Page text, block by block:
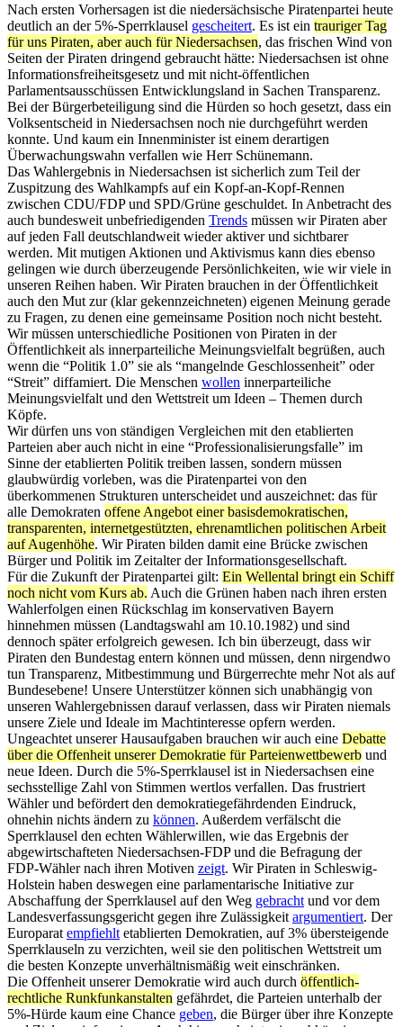
Nach ersten Vorhersagen ist die niedersächsische Piratenpartei heute
deutlich an der 5%-Sperrklausel gescheitert. Es ist ein trauriger Tag
für uns Piraten, aber auch für Niedersachsen, das frischen Wind von
Seiten der Piraten dringend gebraucht hätte: Niedersachsen ist ohne
Informationsfreiheitsgesetz und mit nicht-öffentlichen
Parlamentsausschüssen Entwicklungsland in Sachen Transparenz.
Bei der Bürgerbeteiligung sind die Hürden so hoch gesetzt, dass ein
Volksentscheid in Niedersachsen noch nie durchgeführt werden
konnte. Und kaum ein Innenminister ist einem derartigen
Überwachungswahn verfallen wie Herr Schünemann.
Das Wahlergebnis in Niedersachsen ist sicherlich zum Teil der
Zuspitzung des Wahlkampfs auf ein Kopf-an-Kopf-Rennen
zwischen CDU/FDP und SPD/Grüne geschuldet. In Anbetracht des
auch bundesweit unbefriedigenden Trends müssen wir Piraten aber
auf jeden Fall deutschlandweit wieder aktiver und sichtbarer
werden. Mit mutigen Aktionen und Aktivismus kann dies ebenso
gelingen wie durch überzeugende Persönlichkeiten, wie wir viele in
unseren Reihen haben. Wir Piraten brauchen in der Öffentlichkeit
auch den Mut zur (klar gekennzeichneten) eigenen Meinung gerade
zu Fragen, zu denen eine gemeinsame Position noch nicht besteht.
Wir müssen unterschiedliche Positionen von Piraten in der
Öffentlichkeit als innerparteiliche Meinungsvielfalt begrüßen, auch
wenn die “Politik 1.0” sie als “mangelnde Geschlossenheit” oder
“Streit” diffamiert. Die Menschen wollen innerparteiliche
Meinungsvielfalt und den Wettstreit um Ideen – Themen durch
Köpfe.
Wir dürfen uns von ständigen Vergleichen mit den etablierten
Parteien aber auch nicht in eine “Professionalisierungsfalle” im
Sinne der etablierten Politik treiben lassen, sondern müssen
glaubwürdig vorleben, was die Piratenpartei von den
überkommenen Strukturen unterscheidet und auszeichnet: das für
alle Demokraten offene Angebot einer basisdemokratischen,
transparenten, internetgestützten, ehrenamtlichen politischen Arbeit
auf Augenhöhe. Wir Piraten bilden damit eine Brücke zwischen
Bürger und Politik im Zeitalter der Informationsgesellschaft.
Für die Zukunft der Piratenpartei gilt: Ein Wellental bringt ein Schiff
noch nicht vom Kurs ab. Auch die Grünen haben nach ihren ersten
Wahlerfolgen einen Rückschlag im konservativen Bayern
hinnehmen müssen (Landtagswahl am 10.10.1982) und sind
dennoch später erfolgreich gewesen. Ich bin überzeugt, dass wir
Piraten den Bundestag entern können und müssen, denn nirgendwo
tun Transparenz, Mitbestimmung und Bürgerrechte mehr Not als auf
Bundesebene! Unsere Unterstützer können sich unabhängig von
unseren Wahlergebnissen darauf verlassen, dass wir Piraten niemals
unsere Ziele und Ideale im Machtinteresse opfern werden.
Ungeachtet unserer Hausaufgaben brauchen wir auch eine Debatte
über die Offenheit unserer Demokratie für Parteienwettbewerb und
neue Ideen. Durch die 5%-Sperrklausel ist in Niedersachsen eine
sechsstellige Zahl von Stimmen wertlos verfallen. Das frustriert
Wähler und befördert den demokratiegefährdenden Eindruck,
ohnehin nichts ändern zu können. Außerdem verfälscht die
Sperrklausel den echten Wählerwillen, wie das Ergebnis der
abgewirtschafteten Niedersachsen-FDP und die Befragung der
FDP-Wähler nach ihren Motiven zeigt. Wir Piraten in Schleswig-
Holstein haben deswegen eine parlamentarische Initiative zur
Abschaffung der Sperrklausel auf den Weg gebracht und vor dem
Landesverfassungsgericht gegen ihre Zulässigkeit argumentiert. Der
Europarat empfiehlt etablierten Demokratien, auf 3% übersteigende
Sperrklauseln zu verzichten, weil sie den politischen Wettstreit um
die besten Konzepte unverhältnismäßig weit einschränken.
Die Offenheit unserer Demokratie wird auch durch öffentlich-
rechtliche Runkfunkanstalten gefährdet, die Parteien unterhalb der
5%-Hürde kaum eine Chance geben, die Bürger über ihre Konzepte